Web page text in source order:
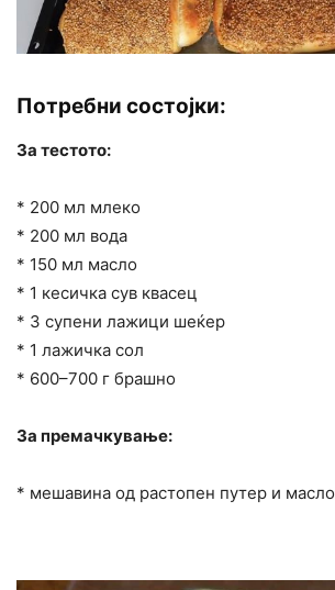
Потребни состојки:
За тестото:
* 200 мл млеко
* 200 мл вода
* 150 мл масло
* 1 кесичка сув квасец
* 3 супени лажици шеќер
* 1 лажичка сол
* 600–700 г брашно
За премачкување:
* мешавина од растопен путер и масло